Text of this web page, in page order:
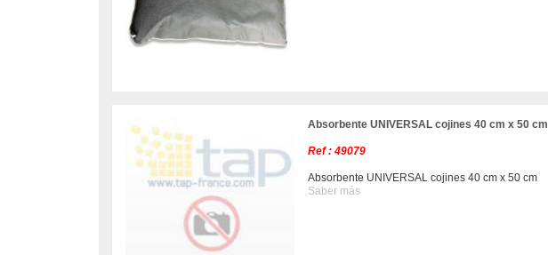
Absorbente UNIVERSAL cojines 40 cm x 50 cm
Ref : 49079
Absorbente UNIVERSAL cojines 40 cm x 50 cm
Saber más